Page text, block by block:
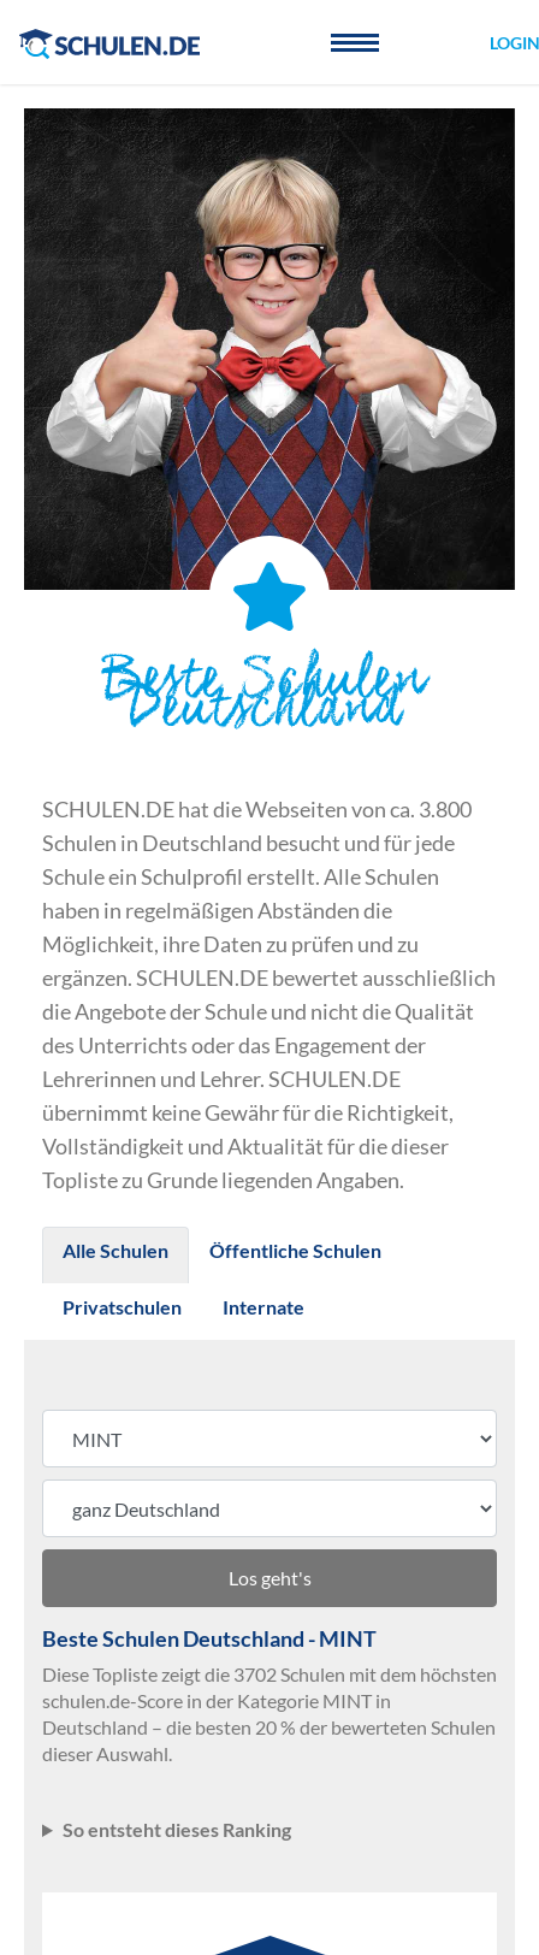
LOGIN
Beste Schulen
Deutschland
SCHULEN.DE hat die Webseiten von ca. 3.800
Schulen in Deutschland besucht und für jede
Schule ein Schulprofil erstellt. Alle Schulen
haben in regelmäßigen Abständen die
Möglichkeit, ihre Daten zu prüfen und zu
ergänzen. SCHULEN.DE bewertet ausschließlich
die Angebote der Schule und nicht die Qualität
des Unterrichts oder das Engagement der
Lehrerinnen und Lehrer. SCHULEN.DE
übernimmt keine Gewähr für die Richtigkeit,
Vollständigkeit und Aktualität für die dieser
Topliste zu Grunde liegenden Angaben.
Alle Schulen Öffentliche Schulen
Privatschulen Internate
Los geht's
Beste Schulen Deutschland - MINT
Diese Topliste zeigt die 3702 Schulen mit dem höchsten
schulen.de-Score in der Kategorie MINT in
Deutschland – die besten 20 % der bewerteten Schulen
dieser Auswahl.
So entsteht dieses Ranking